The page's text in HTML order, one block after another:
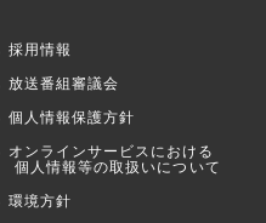
採用情報
放送番組審議会
個人情報保護方針
オンラインサービスにおける
個人情報等の取扱いについて
環境方針